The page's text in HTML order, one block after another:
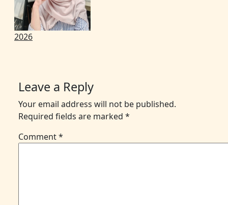
2026
Leave a Reply
Your email address will not be published.
Required fields are marked *
Comment*